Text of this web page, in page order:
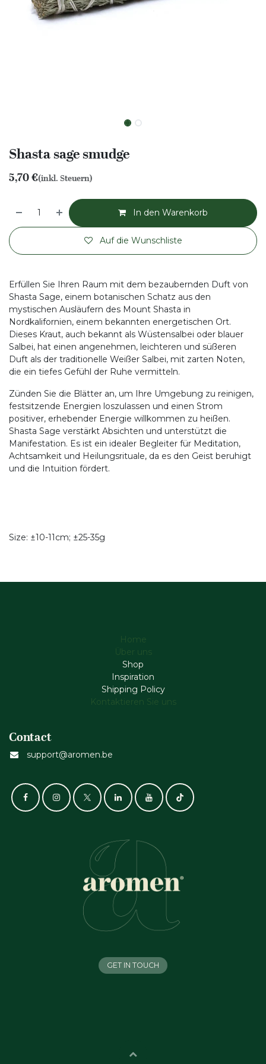
Shasta sage smudge
5,70€(inkl. Steuern)
In den Warenkorb
Auf die Wunschliste
Erfüllen Sie Ihren Raum mit dem bezaubernden Duft von
Shasta Sage, einem botanischen Schatz aus den
mystischen Ausläufern des Mount Shasta in
Nordkalifornien, einem bekannten energetischen Ort.
Dieses Kraut, auch bekannt als Wüstensalbei oder blauer
Salbei, hat einen angenehmen, leichteren und süßeren
Duft als der traditionelle Weißer Salbei, mit zarten Noten,
die ein tiefes Gefühl der Ruhe vermitteln.
Zünden Sie die Blätter an, um Ihre Umgebung zu reinigen,
festsitzende Energien loszulassen und einen Strom
positiver, erhebender Energie willkommen zu heißen.
Shasta Sage verstärkt Absichten und unterstützt die
Manifestation. Es ist ein idealer Begleiter für Meditation,
Achtsamkeit und Heilungsrituale, da es den Geist beruhigt
und die Intuition fördert.
Size: ±10-11cm; ±25-35g
Home
Über uns
Shop
Inspiration
Shipping Policy
Kontaktieren Sie uns
Contact
support@aromen.be
GET IN TOUCH